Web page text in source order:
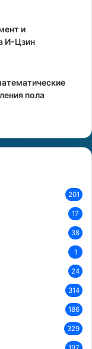
и
И-Цзин
пола
201
17
38
1
24
314
186
329